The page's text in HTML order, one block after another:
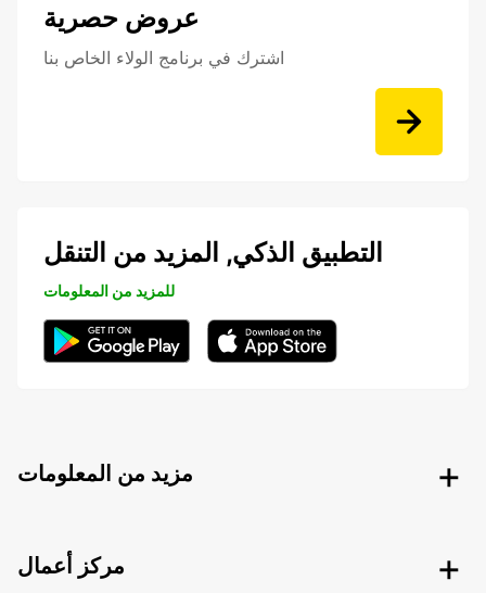
عروض حصرية
اشترك في برنامج الولاء الخاص بنا
التطبيق الذكي, المزيد من التنقل
للمزيد من المعلومات
مزيد من المعلومات
مركز أعمال